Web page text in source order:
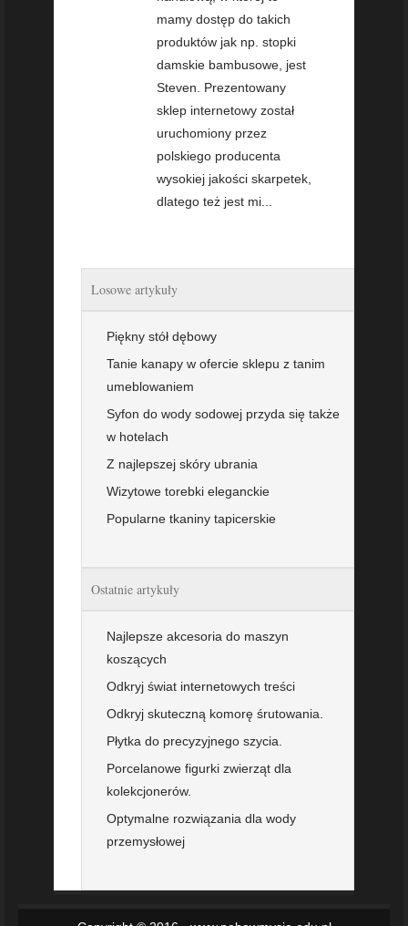
mamy dostęp do takich
produktów jak np. stopki
damskie bambusowe, jest
Steven. Prezentowany
sklep internetowy został
uruchomiony przez
polskiego producenta
wysokiej jakości skarpetek,
dlatego też jest mi...
Losowe artykuły
Piękny stół dębowy
Tanie kanapy w ofercie sklepu z tanim
umeblowaniem
Syfon do wody sodowej przyda się także
w hotelach
Z najlepszej skóry ubrania
Wizytowe torebki eleganckie
Popularne tkaniny tapicerskie
Ostatnie artykuły
Najlepsze akcesoria do maszyn
koszących
Odkryj świat internetowych treści
Odkryj skuteczną komorę śrutowania.
Płytka do precyzyjnego szycia.
Porcelanowe figurki zwierząt dla
kolekcjonerów.
Optymalne rozwiązania dla wody
przemysłowej